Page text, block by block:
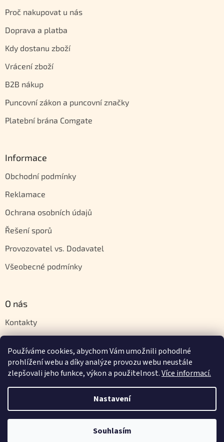
Používáme cookies, abychom Vám umožnili pohodlné
prohlížení webu a díky analýze provozu webu neustále
zlepšovali jeho funkce, výkon a použitelnost.Více informací.
Nastavení
Souhlasím
Proč nakupovat u nás
Doprava a platba
Kdy dostanu zboží
Vrácení zboží
B2B nákup
Puncovní zákon a puncovní značky
Platební brána Comgate
Informace
Obchodní podmínky
Reklamace
Ochrana osobních údajů
Řešení sporů
Provozovatel vs. Dodavatel
Všeobecné podmínky
O nás
Kontakty
Napište nám
Vytvořil Shoptet
Orientstyle.cz. Všechna práva vyhrazena.